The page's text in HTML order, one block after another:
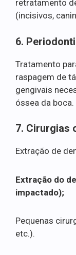
retratamento
(incisivos,
6.
Tratamento
raspagem de
gengivais
óssea da boca.
7. Cirurgias
Extração de
Extração do
impactado);
Pequenas
etc.).